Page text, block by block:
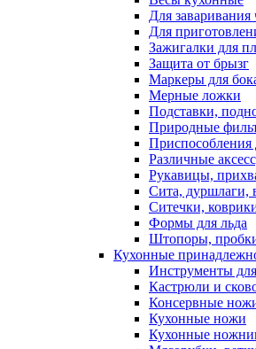
Для заваривания
Для
Зажигалки для
Защита от брызг
Маркеры для
Мерные ложки
Подставки,
Природные
Различные
Рукавицы,
Сита, дуршлаги,
Ситечки,
Формы для льда
Штопоры,
Кухонные
Инструменты
Кастрюли и
Консервные
Кухонные ножи
Кухонные